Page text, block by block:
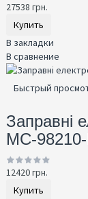
27538 грн.
Купить
В закладки
В сравнение
Быстрый
Заправні
MC-
12420 грн.
Купить